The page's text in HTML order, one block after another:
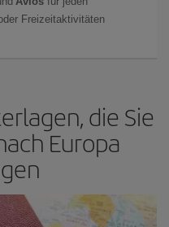
Freizeitaktivitäten
die Sie
Europa